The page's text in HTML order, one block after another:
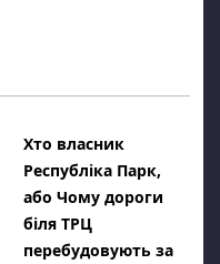
Хто власник
Республіка Парк,
або Чому дороги
біля ТРЦ
перебудовують за